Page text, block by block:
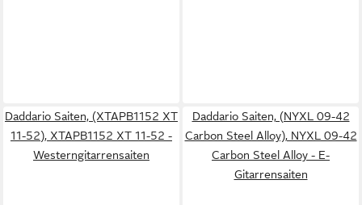
Daddario Saiten, (XTAPB1152 XT
11-52), XTAPB1152 XT 11-52 -
Westerngitarrensaiten
Daddario Saiten, (NYXL 09-42
Carbon Steel Alloy), NYXL 09-42
Carbon Steel Alloy - E-
Gitarrensaiten